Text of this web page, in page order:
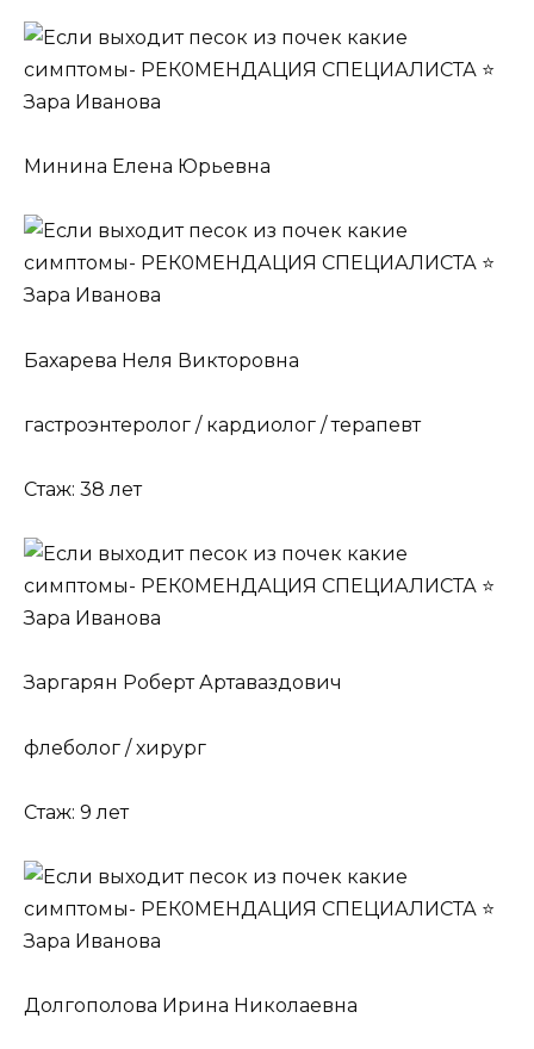
Минина Елена Юрьевна
Бахарева Неля Викторовна
гастроэнтеролог / кардиолог / терапевт
Стаж: 38 лет
Заргарян Роберт Артаваздович
флеболог / хирург
Стаж: 9 лет
Долгополова Ирина Николаевна